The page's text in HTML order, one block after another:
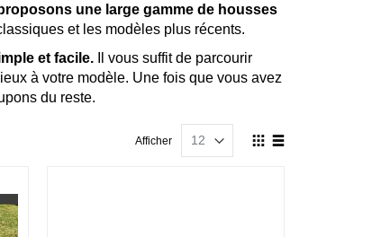
une large gamme de housses
et les modèles plus récents.
et facile.Il vous suffit de parcourir
à votre modèle. Une fois que vous avez
du reste.
Afficher
en
Afficher